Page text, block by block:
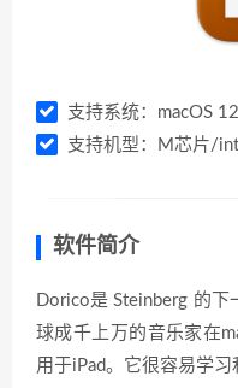
支持系统：macOS
支持机型：M芯片/
软件简介
Dorico是 Steinberg 的
球成千上万的音乐家在
用于iPad。它很容易学